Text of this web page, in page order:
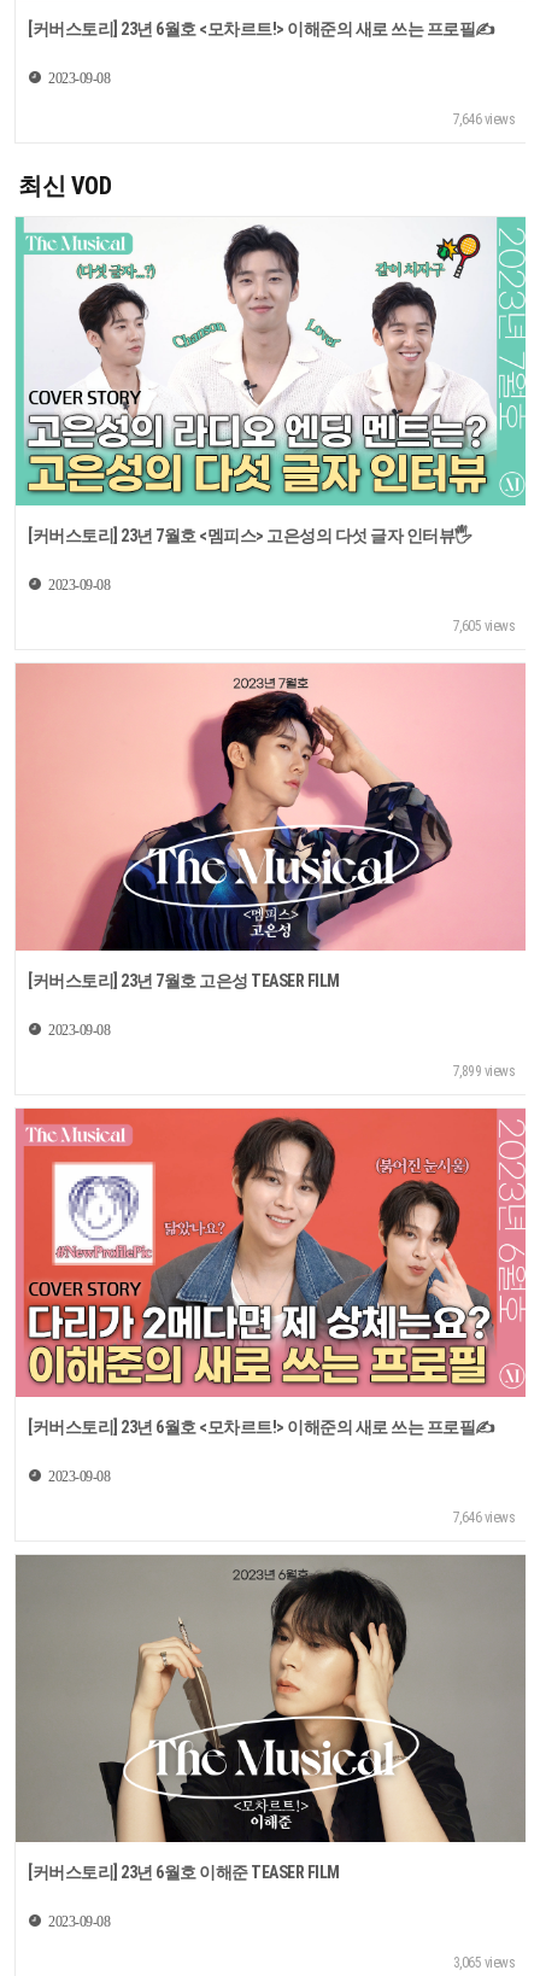
[커버스토리] 23년 6월호 <모차르트!> 이해준의 새로 쓰는 프로필✍
2023-09-08
7,646 views
최신 VOD
[커버스토리] 23년 7월호 <멤피스> 고은성의 다섯 글자 인터뷰🖐
2023-09-08
7,605 views
[커버스토리] 23년 7월호 고은성 TEASER FILM
2023-09-08
7,899 views
[커버스토리] 23년 6월호 <모차르트!> 이해준의 새로 쓰는 프로필✍
2023-09-08
7,646 views
[커버스토리] 23년 6월호 이해준 TEASER FILM
2023-09-08
3,065 views